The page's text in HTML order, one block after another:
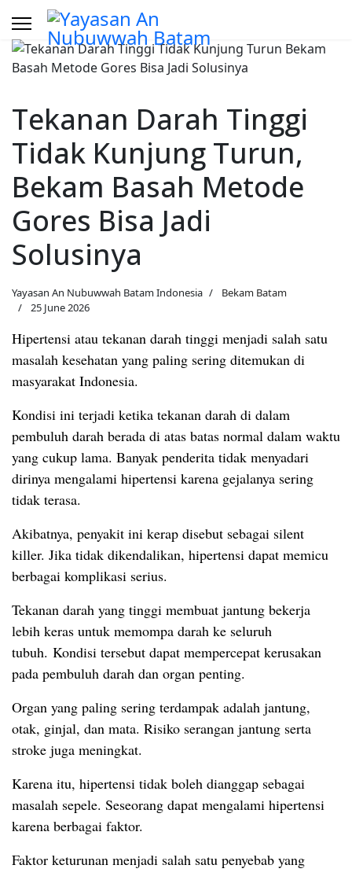
Tekanan Darah Tinggi
Tidak Kunjung Turun,
Bekam Basah Metode
Gores Bisa Jadi
Solusinya
Yayasan An Nubuwwah Batam Indonesia
Bekam Batam
25 June 2026
Hipertensi atau tekanan darah tinggi menjadi salah satu
masalah kesehatan yang paling sering ditemukan di
masyarakat Indonesia.
Kondisi ini terjadi ketika tekanan darah di dalam
pembuluh darah berada di atas batas normal dalam waktu
yang cukup lama. Banyak penderita tidak menyadari
dirinya mengalami hipertensi karena gejalanya sering
tidak terasa.
Akibatnya, penyakit ini kerap disebut sebagai silent
killer. Jika tidak dikendalikan, hipertensi dapat memicu
berbagai komplikasi serius.
Tekanan darah yang tinggi membuat jantung bekerja
lebih keras untuk memompa darah ke seluruh
tubuh. Kondisi tersebut dapat mempercepat kerusakan
pada pembuluh darah dan organ penting.
Organ yang paling sering terdampak adalah jantung,
otak, ginjal, dan mata. Risiko serangan jantung serta
stroke juga meningkat.
Karena itu, hipertensi tidak boleh dianggap sebagai
masalah sepele. Seseorang dapat mengalami hipertensi
karena berbagai faktor.
Faktor keturunan menjadi salah satu penyebab yang